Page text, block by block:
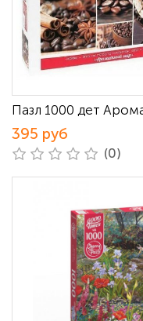
Пазл 1000 дет
395 руб
(0)